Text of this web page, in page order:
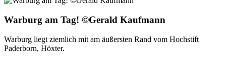
Warburg am Tag! ©Gerald Kaufmann
Warburg liegt ziemlich mit am äußersten Rand vom Hochstift
Paderborn, Höxter.